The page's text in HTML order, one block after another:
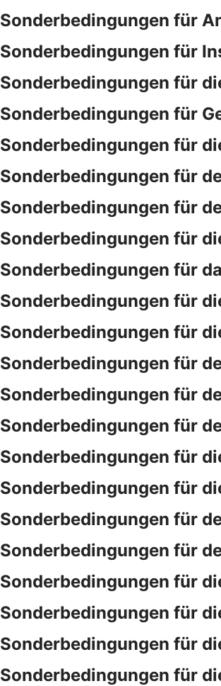
Sonderbedingungen für
Sonderbedingungen für
Sonderbedingungen für
Sonderbedingungen für
Sonderbedingungen für
Sonderbedingungen für
Sonderbedingungen für
Sonderbedingungen für
Sonderbedingungen für
Sonderbedingungen für
Sonderbedingungen für
Sonderbedingungen für
Sonderbedingungen für
Sonderbedingungen für
Sonderbedingungen für
Sonderbedingungen für
Sonderbedingungen für
Sonderbedingungen für
Sonderbedingungen für
Sonderbedingungen für
Sonderbedingungen für
Sonderbedingungen für